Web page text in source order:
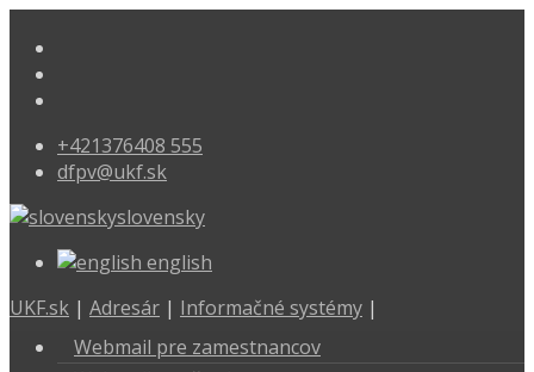
+421376408 555
dfpv@ukf.sk
slovensky
english
UKF.sk | Adresár | Informačné systémy |
Webmail pre zamestnancov